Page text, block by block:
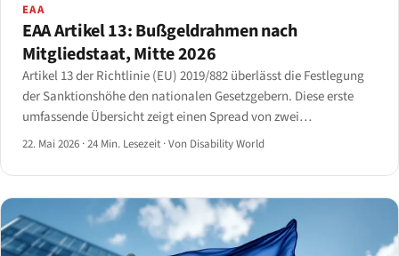
EAA
EAA Artikel 13: Bußgeldrahmen nach
Mitgliedstaat, Mitte 2026
Artikel 13 der Richtlinie (EU) 2019/882 überlässt die Festlegung
der Sanktionshöhe den nationalen Gesetzgebern. Diese erste
umfassende Übersicht zeigt einen Spread von zwei
Größenordnungen innerhalb des Binnenmarkts.
22. Mai 2026 ·24 Min. Lesezeit ·Von Disability World